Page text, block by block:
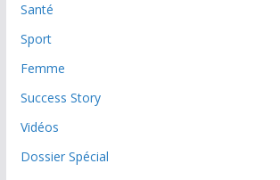
Santé
Sport
Femme
Success Story
Vidéos
Dossier Spécial